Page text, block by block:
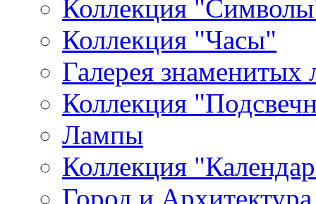
Коллекция
Коллекция "Часы"
Галерея знаменитых
Коллекция
Лампы
Коллекция
Город и Архитектура